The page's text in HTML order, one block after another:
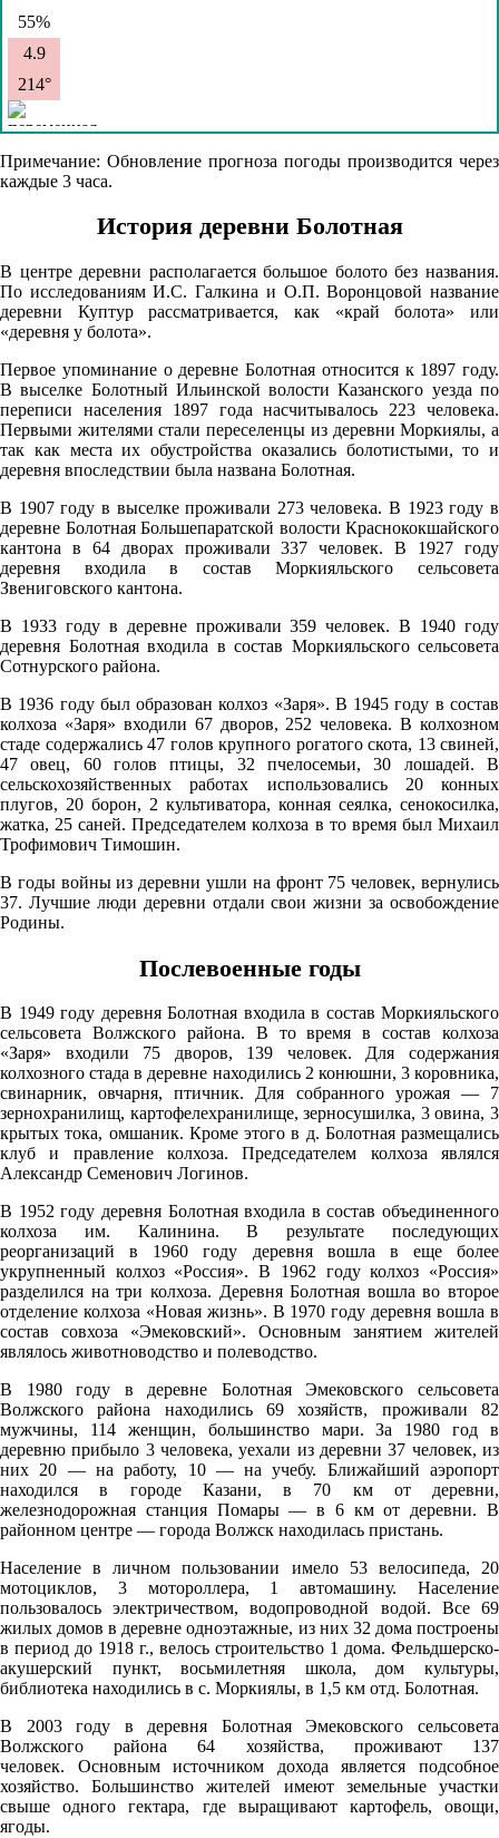
границами. Для получения более подробной информации нажмите на
номер кадастрового квартала.
55%
4.9
214°
07.08
15:00
50%
4.7
216°
07.08
18:00
758
62%
2.8
21:00
21.6°
758
81%
2.6
19.5°
757
92%
3
193°
08.08
03:00
19.6°
757
96%
2.6
221°
08.08
06:00
19.8°
758
88%
4.4
254°
08.08
09:00
20.9°
758
Примечание: Обновление прогноза погоды производится через
каждые 3 часа.
История деревни Болотная
В центре деревни располагается большое болото без названия.
По исследованиям И.С. Галкина и О.П. Воронцовой название
деревни Куптур рассматривается, как «край болота» или
«деревня у болота».
Первое упоминание о деревне Болотная относится к 1897 году.
В выселке Болотный Ильинской волости Казанского уезда по
переписи населения 1897 года насчитывалось 223 человека.
Первыми жителями стали переселенцы из деревни Моркиялы, а
так как места их обустройства оказались болотистыми, то и
деревня впоследствии была названа Болотная.
В 1907 году в выселке проживали 273 человека. В 1923 году в
деревне Болотная Большепаратской волости Краснококшайского
кантона в 64 дворах проживали 337 человек. В 1927 году
деревня входила в состав Моркияльского сельсовета
Звениговского кантона.
В 1933 году в деревне проживали 359 человек. В 1940 году
деревня Болотная входила в состав Моркияльского сельсовета
Сотнурского района.
В 1936 году был образован колхоз «Заря». В 1945 году в состав
колхоза «Заря» входили 67 дворов, 252 человека. В колхозном
стаде содержались 47 голов крупного рогатого скота, 13 свиней,
47 овец, 60 голов птицы, 32 пчелосемьи, 30 лошадей. В
сельскохозяйственных работах использовались 20 конных
плугов, 20 борон, 2 культиватора, конная сеялка, сенокосилка,
жатка, 25 саней. Председателем колхоза в то время был Михаил
Трофимович Тимошин.
В годы войны из деревни ушли на фронт 75 человек, вернулись
37. Лучшие люди деревни отдали свои жизни за освобождение
Родины.
Послевоенные годы
В 1949 году деревня Болотная входила в состав Моркияльского
сельсовета Волжского района. В то время в состав колхоза
«Заря» входили 75 дворов, 139 человек. Для содержания
колхозного стада в деревне находились 2 конюшни, 3 коровника,
свинарник, овчарня, птичник. Для собранного урожая — 7
зернохранилищ, картофелехранилище, зерносушилка, 3 овина, 3
крытых тока, омшаник. Кроме этого в д. Болотная размещались
клуб и правление колхоза. Председателем колхоза являлся
Александр Семенович Логинов.
В 1952 году деревня Болотная входила в состав объединенного
колхоза им. Калинина. В результате последующих
реорганизаций в 1960 году деревня вошла в еще более
укрупненный колхоз «Россия». В 1962 году колхоз «Россия»
разделился на три колхоза. Деревня Болотная вошла во второе
отделение колхоза «Новая жизнь». В 1970 году деревня вошла в
состав совхоза «Эмековский». Основным занятием жителей
являлось животноводство и полеводство.
В 1980 году в деревне Болотная Эмековского сельсовета
Волжского района находились 69 хозяйств, проживали 82
мужчины, 114 женщин, большинство мари. За 1980 год в
деревню прибыло 3 человека, уехали из деревни 37 человек, из
них 20 — на работу, 10 — на учебу. Ближайший аэропорт
находился в городе Казани, в 70 км от деревни,
железнодорожная станция Помары — в 6 км от деревни. В
районном центре — города Волжск находилась пристань.
Население в личном пользовании имело 53 велосипеда, 20
мотоциклов, 3 мотороллера, 1 автомашину. Население
пользовалось электричеством, водопроводной водой. Все 69
жилых домов в деревне одноэтажные, из них 32 дома построены
в период до 1918 г., велось строительство 1 дома. Фельдшерско-
акушерский пункт, восьмилетняя школа, дом культуры,
библиотека находились в с. Моркиялы, в 1,5 км отд. Болотная.
В 2003 году в деревня Болотная Эмековского сельсовета
Волжского района 64 хозяйства, проживают 137
человек. Основным источником дохода является подсобное
хозяйство. Большинство жителей имеют земельные участки
свыше одного гектара, где выращивают картофель, овощи,
ягоды.